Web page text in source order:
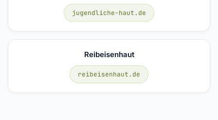
jugendliche-haut.de
Reibeisenhaut
reibeisenhaut.de